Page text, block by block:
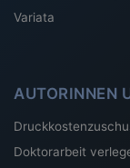
Variata
AUTORINNEN
Doktorarbeit